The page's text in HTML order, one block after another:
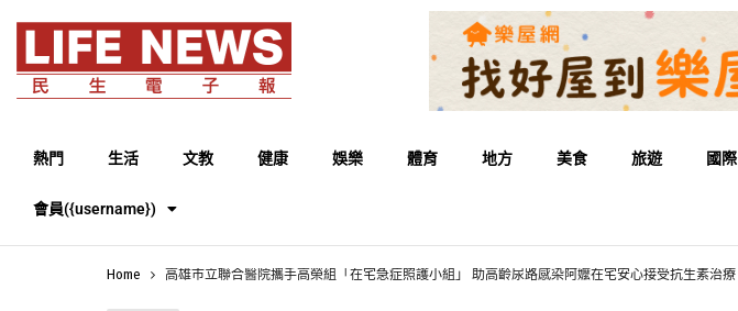
熱門 生活 文教 健康 娛樂 體育 地方 美食 旅遊 國際
會員({username})
Home 高雄市立聯合醫院攜手高榮組「在宅急症照護小組」 助高齡尿路感染阿嬤在宅安心接受抗生素治療